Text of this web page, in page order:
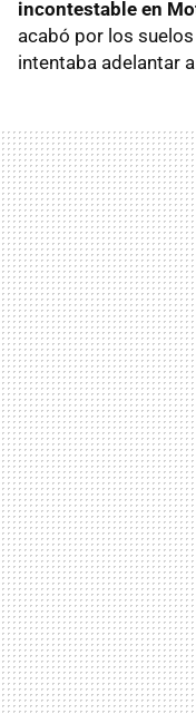
incontestable en
acabó por los
intentaba adelantar